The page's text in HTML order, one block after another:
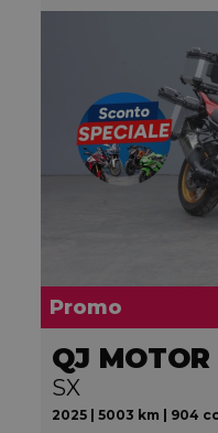
Promo
QJ
SX
2025 | 5003 km | 904